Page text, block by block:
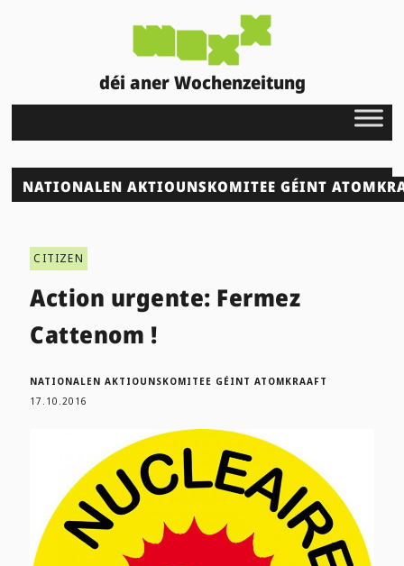
déi aner Wochenzeitung
NATIONALEN AKTIOUNSKOMITEE GÉINT
CITIZEN
Action urgente: Fermez
Cattenom !
NATIONALEN AKTIOUNSKOMITEE GÉINT ATOMKRAAFT
17.10.2016